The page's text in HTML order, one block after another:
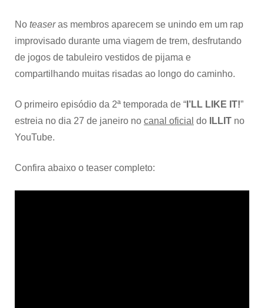
No teaseras membros aparecem se unindo em um rap
improvisado durante uma viagem de trem, desfrutando
de jogos de tabuleiro vestidos de pijama e
compartilhando muitas risadas ao longo do caminho.
O primeiro episódio da 2ª temporada de “ I’LL LIKE IT!”
estreia no dia 27 de janeiro no canal oficial do ILLIT no
YouTube.
Confira abaixo o teaser completo: